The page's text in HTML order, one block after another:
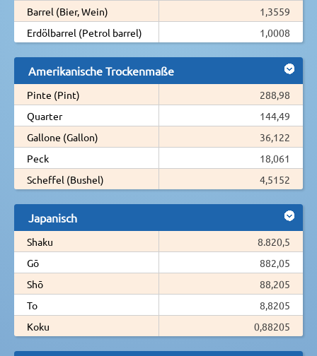
Barrel (Bier, Wein)
1,3559
Erdölbarrel (Petrol barrel)
1,0008
Amerikanische Trockenmaße
Pinte (Pint)
288,98
Quarter
144,49
Gallone (Gallon)
36,122
Peck
18,061
Scheffel (Bushel)
4,5152
Japanisch
Shaku
8.820,5
Gō
882,05
Shō
88,205
To
8,8205
Koku
0,88205